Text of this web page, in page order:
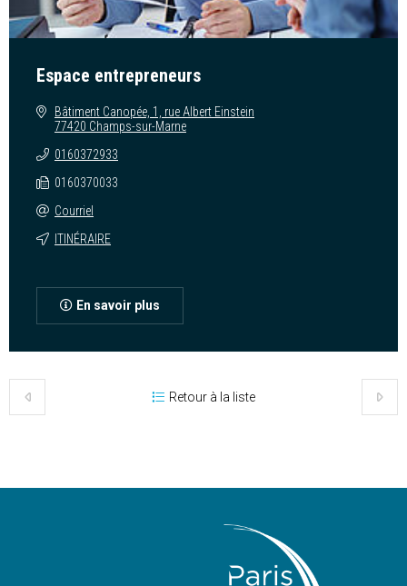
Espace entrepreneurs
Bâtiment Canopée, 1, rue Albert Einstein
77420 Champs-sur-Marne
0160372933
0160370033
Courriel
ITINÉRAIRE
En savoir plus
Retour à la liste